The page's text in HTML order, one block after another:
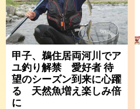
甲子、鵜住居両河川でア
ユ釣り解禁 愛好者 待
望のシーズン到来に心躍
る 天然魚増え楽しみ倍
に